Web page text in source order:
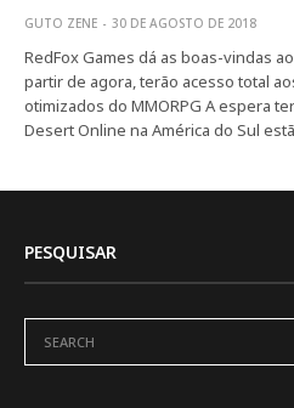
GUTO ZENE 30 DE AGOSTO DE 2018
RedFox Games dá as boas-vindas
partir de agora, terão acesso total
otimizados do MMORPG A espera
Desert Online na América do Sul
PESQUISAR